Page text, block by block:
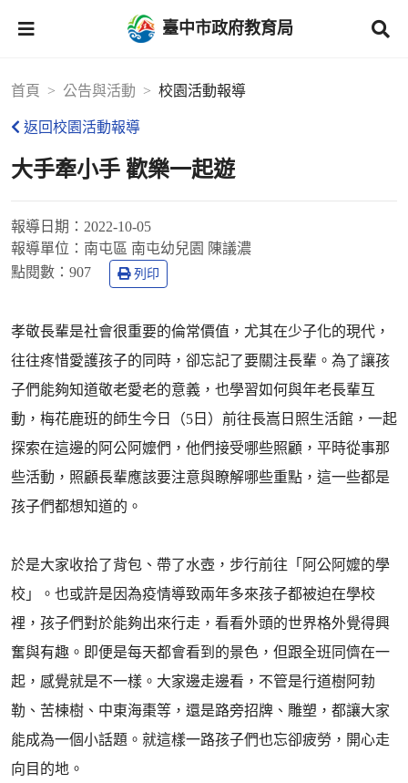
臺中市政府教育局
首頁 公告與活動 校園活動報導
返回校園活動報導
大手牽小手 歡樂一起遊
報導日期： 2022-10-05
報導單位： 南屯區 南屯幼兒園 陳議濃
點閱數： 907 列印
孝敬長輩是社會很重要的倫常價值，尤其在少子化的現代，
往往疼惜愛護孩子的同時，卻忘記了要關注長輩。為了讓孩
子們能夠知道敬老愛老的意義，也學習如何與年老長輩互
動，梅花鹿班的師生今日（5日）前往長嵩日照生活館，一起
探索在這邊的阿公阿嬤們，他們接受哪些照顧，平時從事那
些活動，照顧長輩應該要注意與瞭解哪些重點，這一些都是
孩子們都想知道的。
於是大家收拾了背包、帶了水壺，步行前往「阿公阿嬤的學
校」。也或許是因為疫情導致兩年多來孩子都被迫在學校
裡，孩子們對於能夠出來行走，看看外頭的世界格外覺得興
奮與有趣。即便是每天都會看到的景色，但跟全班同儕在一
起，感覺就是不一樣。大家邊走邊看，不管是行道樹阿勃
勒、苦楝樹、中東海棗等，還是路旁招牌、雕塑，都讓大家
能成為一個小話題。就這樣一路孩子們也忘卻疲勞，開心走
向目的地。